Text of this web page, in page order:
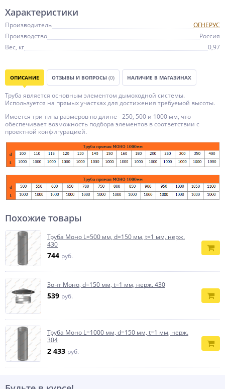
Характеристики
Производитель
ОГНЕРУС
Производство
Россия
Вес, кг
0,97
ОПИСАНИЕ ОТЗЫВЫ И ВОПРОСЫ (0) НАЛИЧИЕ В МАГАЗИНАХ
Труба является основным элементом дымоходной системы.
Используется на прямых участках для достижения требуемой высоты.
Имеется три типа размеров по длине - 250, 500 и 1000 мм, что
обеспечивает возможность подбора элементов в соответствии с
проектной конфигурацией.
Похожие товары
Труба Моно L=500 мм, d=150 мм, t=1 мм, нерж.
430
744 руб.
Зонт Моно, d=150 мм, t=1 мм, нерж. 430
539 руб.
Труба Моно L=1000 мм, d=150 мм, t=1 мм, нерж.
304
2 433 руб.